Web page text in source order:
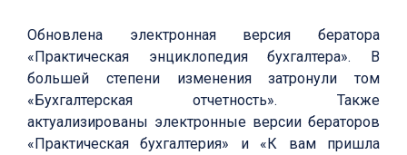
Обновлена электронная версия бератора
«Практическая энциклопедия бухгалтера». В
большей степени изменения затронули том
«Бухгалтерская отчетность». Также
актуализированы электронные версии бераторов
«Практическая бухгалтерия» и «К вам пришла